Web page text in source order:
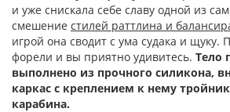
и уже снискала себе славу одной из
смешение стилей раттлина и
игрой она сводит с ума судака и щуку.
форели и вы приятно удивитесь. Тело
выполнено из прочного силикона,
каркас с креплением к нему
карабина.